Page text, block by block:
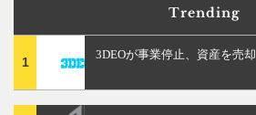
Trending
1
3DEOが事業停止、資産を売却